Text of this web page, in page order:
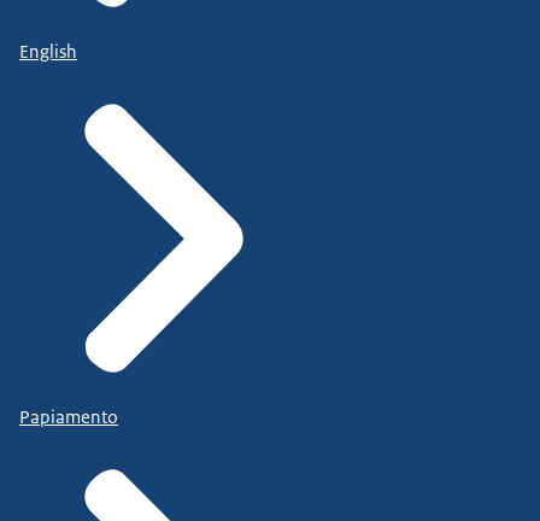
English
Papiamento